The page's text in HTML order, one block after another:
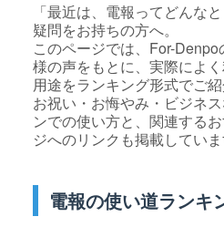
「最近は、電報ってどんな
疑問をお持ちの方へ。
このページでは、For-
様の声をもとに、実際によ
用途をランキング形式でご紹
お祝い・お悔やみ・ビジネ
ンでの使い方と、関連する
ジへのリンクも掲載していま
電報の使い道ランキ